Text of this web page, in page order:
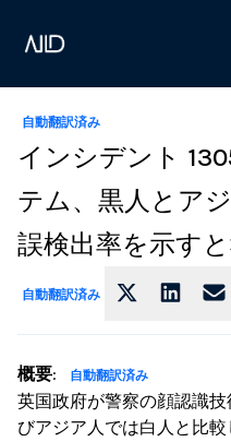
自動翻訳済み
インシデント
テム、黒人とア
誤検出率を示す
自動翻訳済み
概要: 自動翻訳済み
英国政府が警察の顔認識
びアジア人では白人と比較